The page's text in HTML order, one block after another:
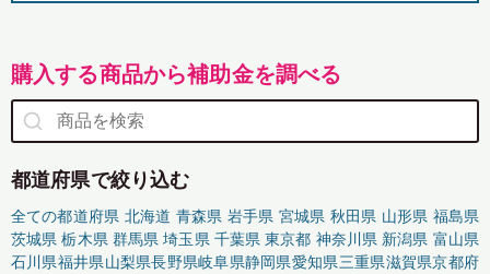
購入する商品から補助金を調べる
都道府県で絞り込む
全ての都道府県 北海道 青森県 岩手県 宮城県 秋田県 山形県 福島県
茨城県 栃木県 群馬県 埼玉県 千葉県 東京都 神奈川県 新潟県 富山県
石川県福井県山梨県長野県岐阜県静岡県愛知県三重県滋賀県京都府